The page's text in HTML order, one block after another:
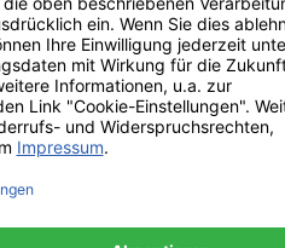
Wood - die
Schulthess